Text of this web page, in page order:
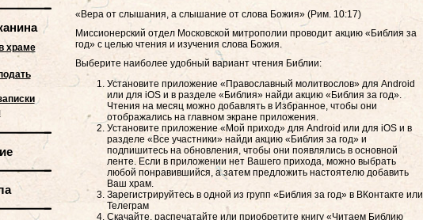
храме
«Вера от слышания, а слышание от слова Божия» (Рим. 10:17)
Миссионерский отдел Московской митрополии проводит акцию «Библия за
год» с целью чтения и изучения слова Божия.
Выберите наиболее удобный вариант чтения Библии:
Установите приложение «Православный молитвослов» для Android
или для iOS и в разделе «Библия» найди акцию «Библия за год».
Чтения на месяц можно добавлять в Избранное, чтобы они
отображались на главном экране приложения.
Установите приложение «Мой приход» для Android или для iOS и в
разделе «Все участники» найди акцию «Библия за год» и
подпишитесь на обновления, чтобы они появлялись в основной
ленте. Если в приложении нет Вашего прихода, можно выбрать
любой понравившийся, а затем предложить настоятелю добавить
Ваш храм.
Зарегистрируйтесь в одной из групп «Библия за год» в ВКонтакте или
Телеграм
Скачайте, распечатайте или приобретите книгу «Читаем Библию